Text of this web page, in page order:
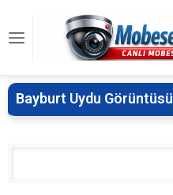
Bayburt Uydu Görüntüsü